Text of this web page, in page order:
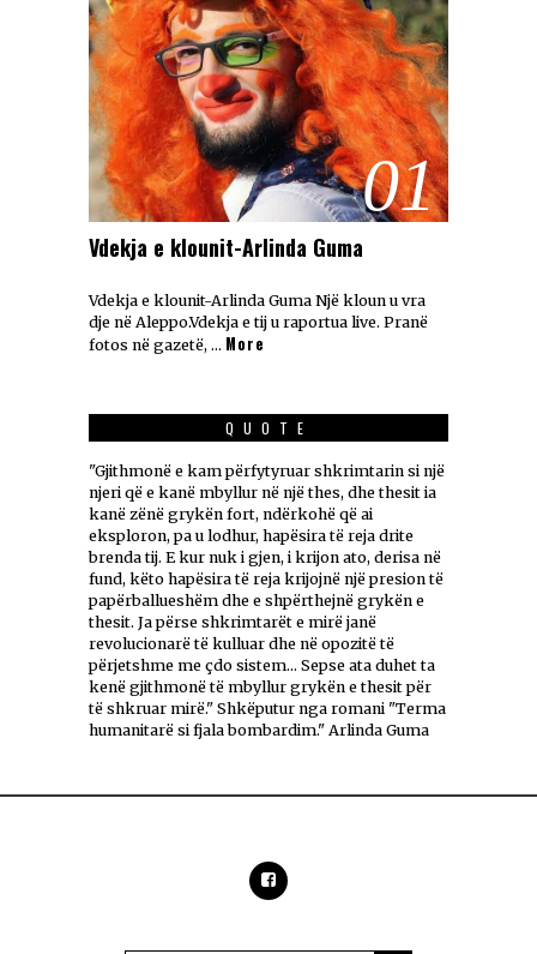
01
Vdekja e klounit-Arlinda Guma
Vdekja e klounit-Arlinda Guma Një kloun u vra
dje në Aleppo.Vdekja e tij u raportua live. Pranë
fotos në gazetë, … More
QUOTE
"Gjithmonë e kam përfytyruar shkrimtarin si një
njeri që e kanë mbyllur në një thes, dhe thesit ia
kanë zënë grykën fort, ndërkohë që ai
eksploron, pa u lodhur, hapësira të reja drite
brenda tij. E kur nuk i gjen, i krijon ato, derisa në
fund, këto hapësira të reja krijojnë një presion të
papërballueshëm dhe e shpërthejnë grykën e
thesit. Ja përse shkrimtarët e mirë janë
revolucionarë të kulluar dhe në opozitë të
përjetshme me çdo sistem... Sepse ata duhet ta
kenë gjithmonë të mbyllur grykën e thesit për
të shkruar mirë." Shkëputur nga romani "Terma
humanitarë si fjala bombardim." Arlinda Guma